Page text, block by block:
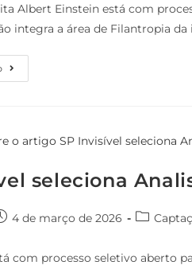
Albert Einstein está com
integra a área de Filantropia
seleciona
4 de março de 2026
com processo seletivo aberto